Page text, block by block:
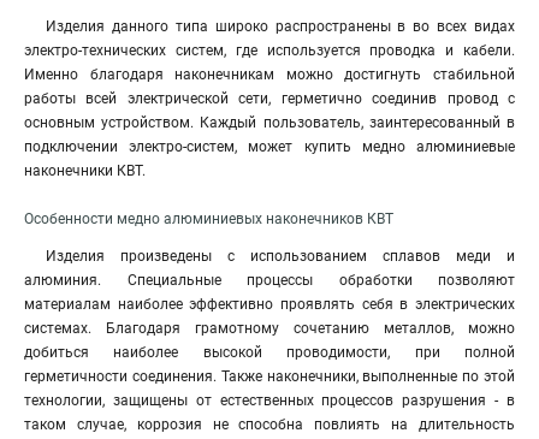
Изделия данного типа широко распространены в во всех видах
электро-технических систем, где используется проводка и кабели.
Именно благодаря наконечникам можно достигнуть стабильной
работы всей электрической сети, герметично соединив провод с
основным устройством. Каждый пользователь, заинтересованный в
подключении электро-систем, может купить медно алюминиевые
наконечники КВТ.
Особенности медно алюминиевых наконечников КВТ
Изделия произведены с использованием сплавов меди и
алюминия. Специальные процессы обработки позволяют
материалам наиболее эффективно проявлять себя в электрических
системах. Благодаря грамотному сочетанию металлов, можно
добиться наиболее высокой проводимости, при полной
герметичности соединения. Также наконечники, выполненные по этой
технологии, защищены от естественных процессов разрушения - в
таком случае, коррозия не способна повлиять на длительность